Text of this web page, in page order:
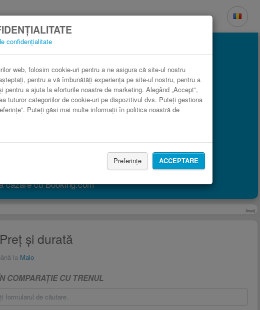
confidențialitate
web, folosim cookie-uri pentru a ne asigura că site-ul nostru
pentru a vă îmbunătăți experiența pe site-ul nostru, pentru a
pentru a ajuta la eforturile noastre de marketing. Alegând „Accept”,
tuturor categoriilor de cookie-uri pe dispozitivul dvs. Puteți gestiona
Puteți găsi mai multe informații în politica noastră de
Preferințe ACCEPTARE
Malo în comparaţie cu trenul.
cazare cu Booking.com
Anunţ
și durată
la Malo
COMPARAŢIE CU TRENUL
formularul de căutare.